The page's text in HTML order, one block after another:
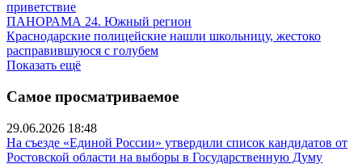
приветствие
ПАНОРАМА 24. Южный регион
Краснодарские полицейские нашли школьницу, жестоко
расправившуюся с голубем
Показать ещё
Самое просматриваемое
29.06.2026 18:48
На съезде «Единой России» утвердили список кандидатов от
Ростовской области на выборы в Государственную Думу